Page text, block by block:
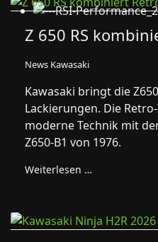
Z 650 RS
News Kawasaki
Kawasaki bringt die
Lackierungen. Die
moderne Technik mit
Z650-B1 von 1976.
Weiterlesen …